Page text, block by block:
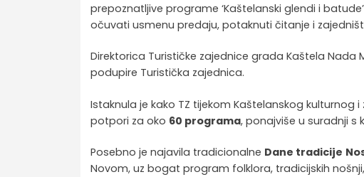
prepoznatljive programe ‘Kaštelanski glendi i
očuvati usmenu predaju, potaknuti čitanje i
Direktorica Turističke zajednice grada Kaštela
podupire Turistička zajednica.
Istaknula je kako TZ tijekom Kaštelanskog kulturnog
potpori za oko 60 programa, ponajviše u suradnji
Posebno je najavila tradicionalne Dane tradicije
Novom, uz bogat program folklora, tradicijskih